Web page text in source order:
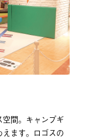
間。キャンプギ
ます。ロゴスの